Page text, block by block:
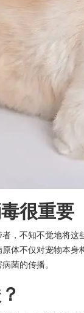
很重要
，不知不觉地将
体不仅对宠物本
菌的传播。